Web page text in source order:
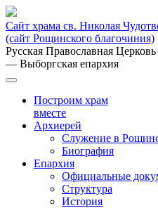
Сайт храма св. Николая
(сайт Рощинского благочиния)
Русская Православная Церковь
— Выборгская епархия
Построим храм
вместе
Архиерей
Служение в
Биография
Епархия
Официальные
Структура
История